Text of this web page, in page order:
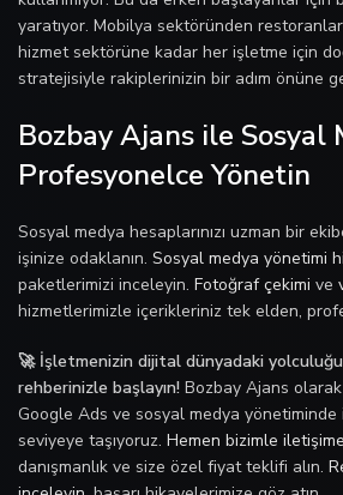
yaratıyor. Mobilya sektöründen
hizmet sektörüne kadar her işletme için
stratejisiyle rakiplerinizin bir adım önüne
Bozbay Ajans ile Sosyal
Profesyonelce Yönetin
Sosyal medya hesaplarınızı uzman bir
işinize odaklanın. Sosyal medya yönetimi
paketlerimizi inceleyin. Fotoğraf çekimi ve
hizmetlerimizle içerikleriniz tek elden,
🚀 İşletmenizin dijital dünyadaki
rehberinizle başlayın! Bozbay Ajans
Google Ads ve sosyal medya
seviyeye taşıyoruz. Hemen bizimle
danışmanlık ve size özel fiyat teklifi alın.